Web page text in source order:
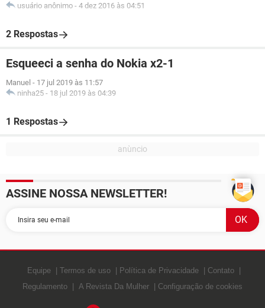
usuário anônimo - 4 dez 2016 às 04:51
2 Respostas
Esqueeci a senha do Nokia x2-1
Manuel - 17 jul 2019 às 11:57
ninha25 - 18 jul 2019 às 04:39
1 Respostas
ASSINE NOSSA NEWSLETTER!
Equipe Termos de uso Política de Privacidade
Contato
Regulamento
A Revista Da Mulher Configuração de cookies